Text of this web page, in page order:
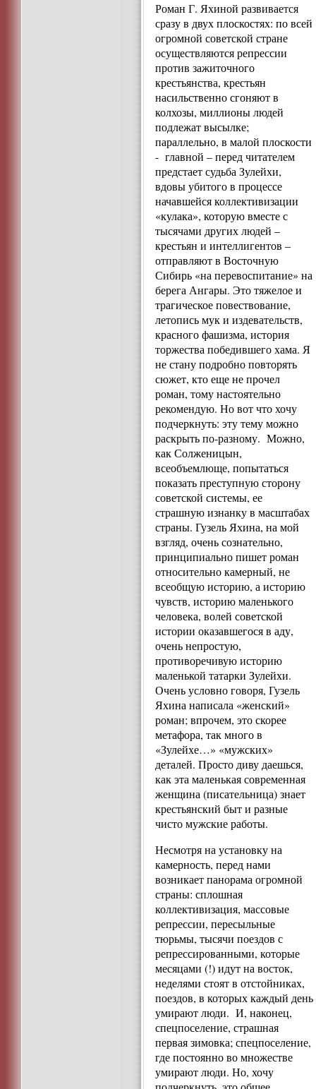
Роман Г. Яхиной развивается
сразу в двух плоскостях: по всей
огромной советской стране
осуществляются репрессии
против зажиточного
крестьянства, крестьян
насильственно сгоняют в
колхозы, миллионы людей
подлежат высылке;
параллельно, в малой плоскости
- главной – перед читателем
предстает судьба Зулейхи,
вдовы убитого в процессе
начавшейся коллективизации
«кулака», которую вместе с
тысячами других людей –
крестьян и интеллигентов –
отправляют в Восточную
Сибирь «на перевоспитание» на
берега Ангары. Это тяжелое и
трагическое повествование,
летопись мук и издевательств,
красного фашизма, история
торжества победившего хама. Я
не стану подробно повторять
сюжет, кто еще не прочел
роман, тому настоятельно
рекомендую. Но вот что хочу
подчеркнуть: эту тему можно
раскрыть по-разному. Можно,
как Солженицын,
всеобъемлюще, попытаться
показать преступную сторону
советской системы, ее
страшную изнанку в масштабах
страны. Гузель Яхина, на мой
взгляд, очень сознательно,
принципиально пишет роман
относительно камерный, не
всеобщую историю, а историю
чувств, историю маленького
человека, волей советской
истории оказавшегося в аду,
очень непростую,
противоречивую историю
маленькой татарки Зулейхи.
Очень условно говоря, Гузель
Яхина написала «женский»
роман; впрочем, это скорее
метафора, так много в
«Зулейхе…» «мужских»
деталей. Просто диву даешься,
как эта маленькая современная
женщина (писательница) знает
крестьянский быт и разные
чисто мужские работы.
Несмотря на установку на
камерность, перед нами
возникает панорама огромной
страны: сплошная
коллективизация, массовые
репрессии, пересыльные
тюрьмы, тысячи поездов с
репрессированными, которые
месяцами (!) идут на восток,
неделями стоят в отстойниках,
поездов, в которых каждый день
умирают люди. И, наконец,
спецпоселение, страшная
первая зимовка; спецпоселение,
где постоянно во множестве
умирают люди. Но, хочу